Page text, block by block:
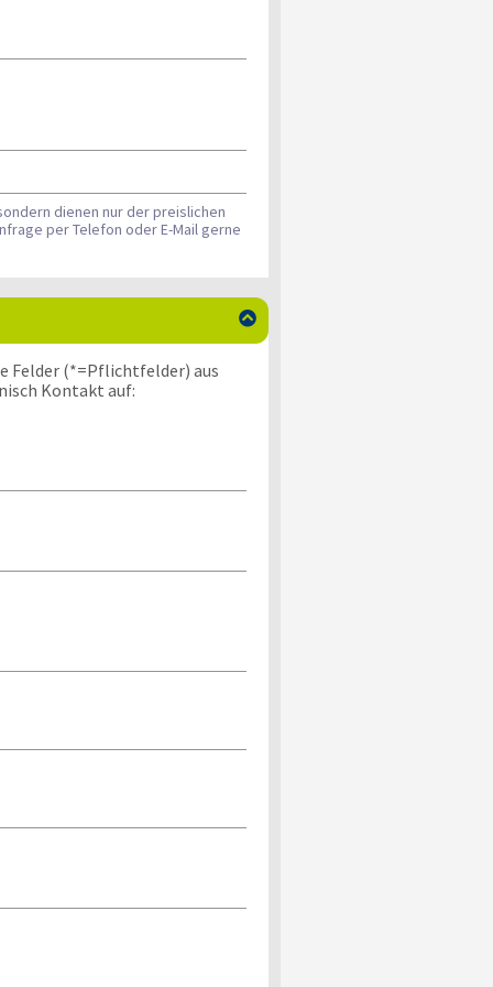
dienen nur der preislichen
per Telefon oder E-Mail gerne

Felder (*=Pflichtfelder) aus
Kontakt auf: